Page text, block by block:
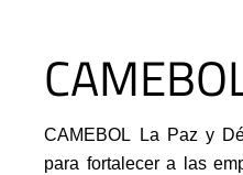
CAMEBOL La Paz y
para fortalecer a las